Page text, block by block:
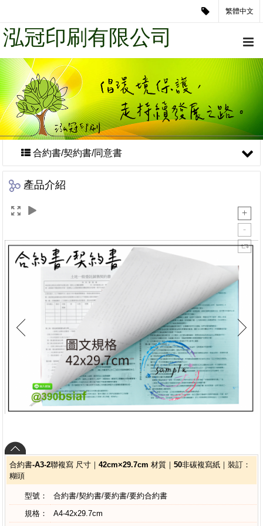
繁體中文
泓冠印刷有限公司
合約書/契約書/同意書
產品介紹
合約書-A3-2聯複寫 尺寸｜42cm×29.7cm 材質｜50非碳複寫紙｜裝訂：
糊頭
型號：
合約書/契約書/要約書/要約合約書
規格：
A4-42x29.7cm